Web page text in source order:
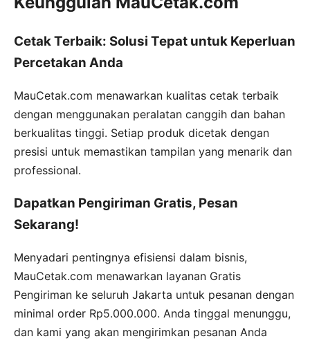
Cetak Terbaik: Solusi Tepat untuk Keperluan
Percetakan Anda
MauCetak.com menawarkan kualitas cetak terbaik
dengan menggunakan peralatan canggih dan bahan
berkualitas tinggi. Setiap produk dicetak dengan
presisi untuk memastikan tampilan yang menarik dan
professional.
Dapatkan Pengiriman Gratis, Pesan
Sekarang!
Menyadari pentingnya efisiensi dalam bisnis,
MauCetak.com menawarkan layanan Gratis
Pengiriman ke seluruh Jakarta untuk pesanan dengan
minimal order Rp5.000.000. Anda tinggal menunggu,
dan kami yang akan mengirimkan pesanan Anda